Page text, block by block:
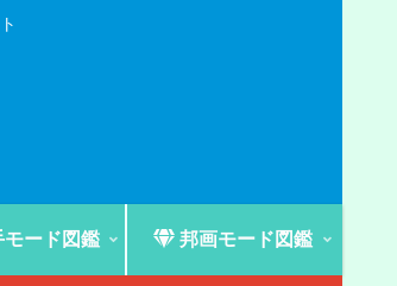
モード図鑑 邦画モード図鑑